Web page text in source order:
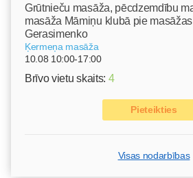
Grūtnieču masāža, pēcdzemdību
masāža Māmiņu klubā pie
Gerasimenko
Ķermeņa masāža
10.08 10:00-17:00
Brīvo vietu skaits: 4
Pieteikties
Visas nodarbības